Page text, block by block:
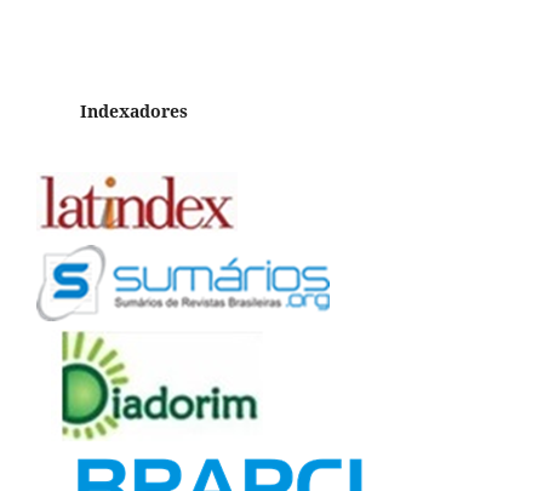
Indexadores